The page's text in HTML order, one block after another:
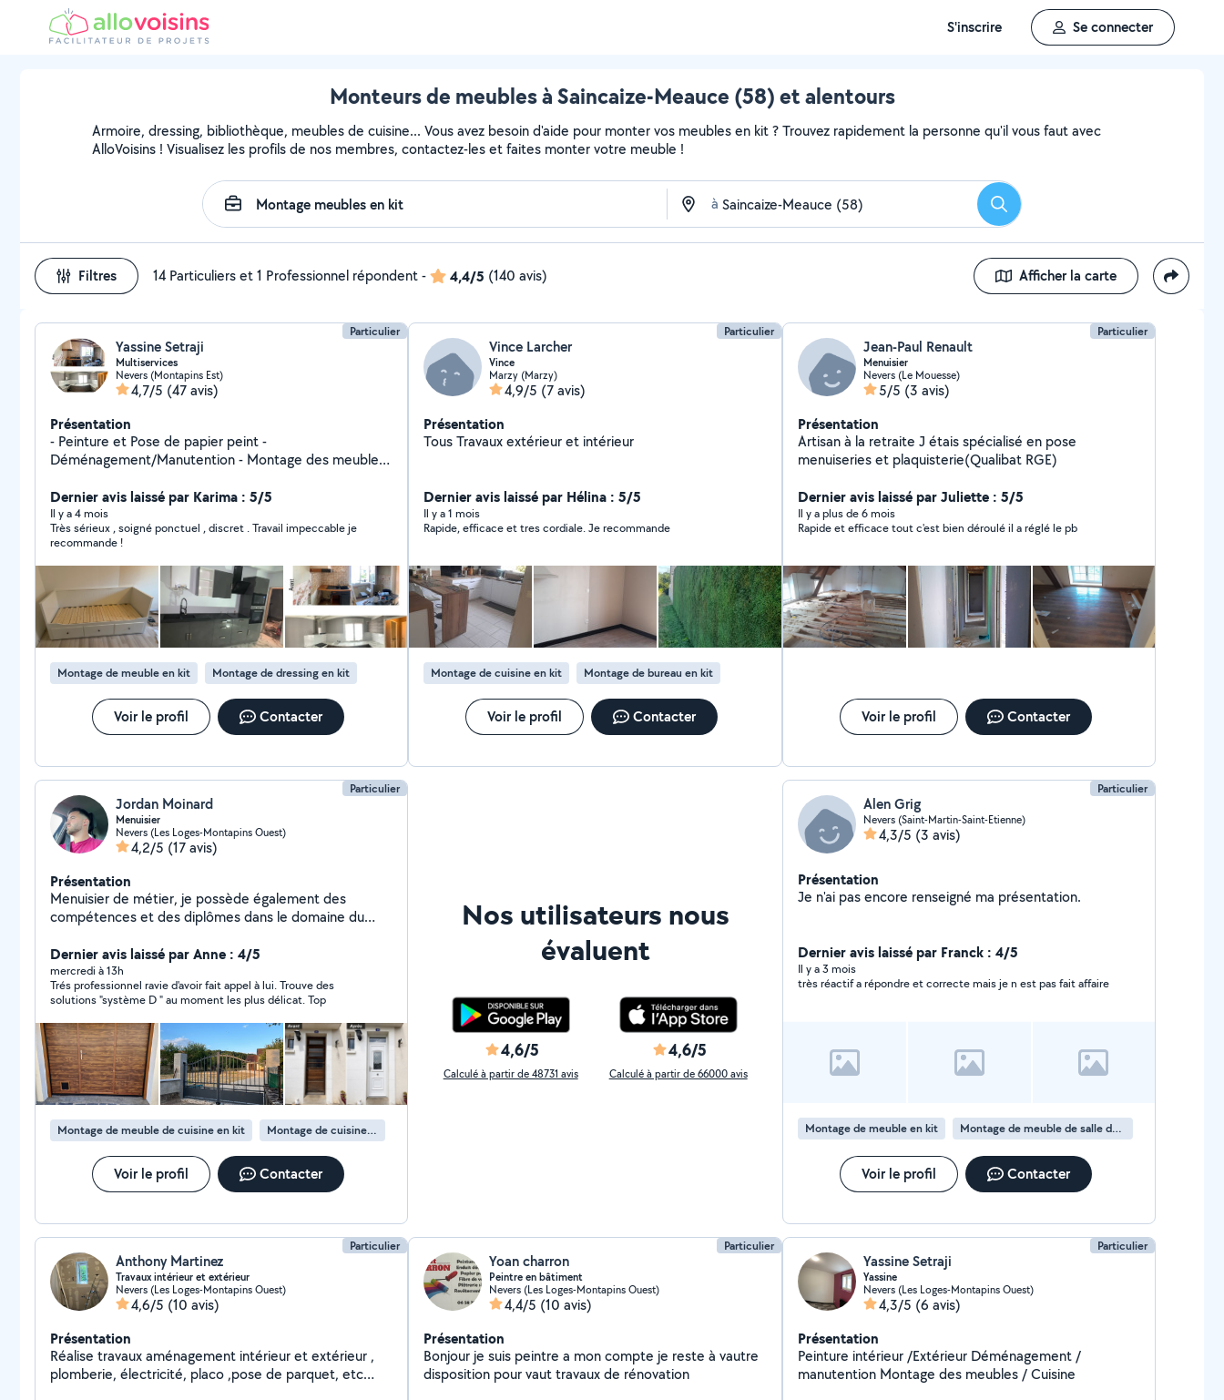
S'inscrire Se connecter
Monteurs de meubles à Saincaize-Meauce (58) et alentours
Armoire, dressing, bibliothèque, meubles de cuisine... Vous avez besoin d'aide pour monter vos meubles en kit ? Trouvez rapidement la personne qu'il vous faut avec
AlloVoisins ! Visualisez les profils de nos membres, contactez-les et faites monter votre meuble !
à Rechercher
Filtres 14 Particuliers et 1 Professionnel répondent- 4,4/5 (140 avis) Afficher la carte
Particulier
Yassine Setraji
Multiservices
Nevers (Montapins Est)
4,7/5 (47 avis)
Présentation
- Peinture et Pose de papier peint -
Déménagement/Manutention - Montage des meubles
Paiement CESU ( Chèque emploi service universel )
Dernier avis laissé par Karima : 5/5
Il y a 4 mois
Très sérieux , soigné ponctuel , discret . Travail impeccable je
recommande !
Montage de meuble en kit Montage de dressing en kit
Voir le profil Contacter
Particulier
Vince Larcher
Vince
Marzy (Marzy)
4,9/5 (7 avis)
Présentation
Tous Travaux extérieur et intérieur
Dernier avis laissé par Hélina : 5/5
Il y a 1 mois
Rapide, efficace et tres cordiale. Je recommande
Montage de cuisine en kit Montage de bureau en kit
Voir le profil Contacter
Particulier
Jean-Paul Renault
Menuisier
Nevers (Le Mouesse)
5/5 (3 avis)
Présentation
Artisan à la retraite J étais spécialisé en pose
menuiseries et plaquisterie(Qualibat RGE)
Dernier avis laissé par Juliette : 5/5
Il y a plus de 6 mois
Rapide et efficace tout c'est bien déroulé il a réglé le pb
Voir le profil Contacter
Particulier
Jordan Moinard
Menuisier
Nevers (Les Loges-Montapins Ouest)
4,2/5 (17 avis)
Présentation
Menuisier de métier, je possède également des
compétences et des diplômes dans le domaine du
de garage et volets roulants, ainsi que l'entretien et
l'aménagement extérieur (création de massifs, tonte,
taille d'arbres et d'arbustes). Très manuel, minutieux et
sérieux, je m'engage à fournir un travail propre et
soigné.
Dernier avis laissé par Anne : 4/5
mercredi à 13h
Trés professionnel ravie d'avoir fait appel à lui. Trouve des
solutions "système D " au moment les plus délicat. Top
Montage de meuble de cuisine en kit Montage de cuisine en kit
Voir le profil Contacter
Nos utilisateurs nous
évaluent
4,6/5
Calculé à partir de 48731 avis
4,6/5
Calculé à partir de 66000 avis
Particulier
Alen Grig
Nevers (Saint-Martin-Saint-Etienne)
4,3/5 (3 avis)
Présentation
Je n'ai pas encore renseigné ma présentation.
Dernier avis laissé par Franck : 4/5
Il y a 3 mois
très réactif a répondre et correcte mais je n est pas fait affaire
Montage de meuble en kit Montage de meuble de salle de bain en kit
Voir le profil Contacter
Particulier
Anthony Martinez
Travaux intérieur et extérieur
Nevers (Les Loges-Montapins Ouest)
4,6/5 (10 avis)
Présentation
Réalise travaux aménagement intérieur et extérieur ,
plomberie, électricité, placo ,pose de parquet, etc
Particulier
Yoan charron
Peintre en bâtiment
Nevers (Les Loges-Montapins Ouest)
4,4/5 (10 avis)
Présentation
Bonjour je suis peintre a mon compte je reste à vautre
disposition pour vaut travaux de rénovation
Particulier
Yassine Setraji
Yassine
Nevers (Les Loges-Montapins Ouest)
4,3/5 (6 avis)
Présentation
Peinture intérieur /Extérieur Déménagement /
manutention Montage des meubles / Cuisine